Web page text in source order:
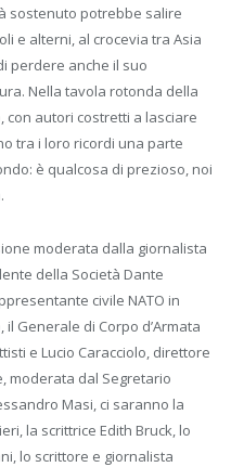
sostenuto potrebbe salire
e alterni, al crocevia tra Asia
perdere anche il suo
Nella tavola rotonda della
con autori costretti a lasciare
tra i loro ricordi una parte
è qualcosa di prezioso, noi
moderata dalla giornalista
della Società Dante
civile NATO in
Generale di Corpo d’Armata
e Lucio Caracciolo, direttore
moderata dal Segretario
Masi, ci saranno la
la scrittrice Edith Bruck, lo
lo scrittore e giornalista